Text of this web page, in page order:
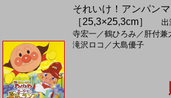
それいけ！アンパン
［25,3×25,3cm］
出
寺宏一 ／鶴ひろみ／ 肝付兼
滝沢ロコ ／ 大島優子